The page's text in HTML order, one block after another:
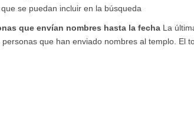
se puedan incluir en la búsqueda
que envían nombres hasta la fecha La
que han enviado nombres al templo. El